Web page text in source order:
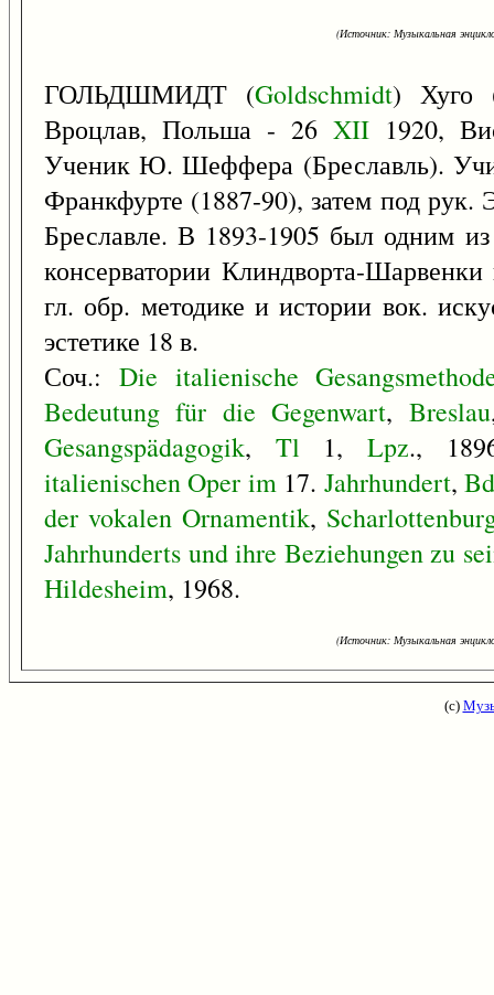
(Источник: Музыкальная
ГОЛЬДШМИДТ (Goldschmidt)
Вроцлав, Польша - 26 XII 1920,
Ученик Ю. Шеффера (Бреславль).
Франкфурте (1887-90), затем под
Бреславле. В 1893-1905 был одним
консерватории Клиндворта-
гл. обр. методике и истории вок.
эстетике 18 в.
Соч.: Die italienische
Bedeutung für die Gegenwart, Breslau
Gesangspädagogik, Tl 1, Lpz.,
italienischen Oper im17. Jahrhundert,
der vokalen Ornamentik,
Jahrhunderts und ihre Beziehungen zu
Hildesheim, 1968.
(Источник: Музыкальная
(с)